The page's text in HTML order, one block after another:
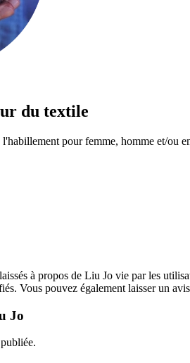
du textile
l'habillement pour femme, homme et/ou
à propos de Liu Jo vie par les
Vous pouvez également laisser un
Jo